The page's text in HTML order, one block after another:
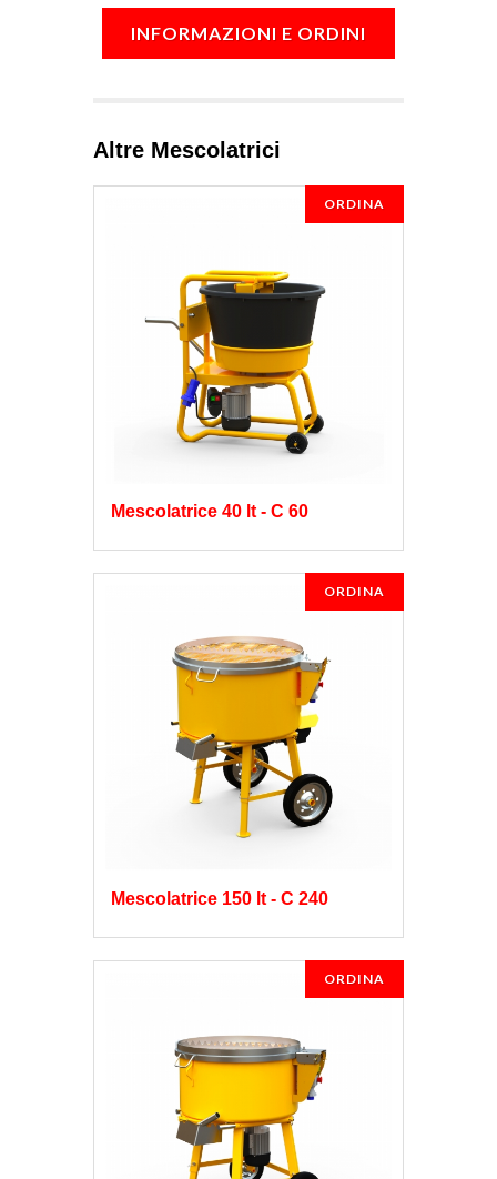
INFORMAZIONI E ORDINI
Altre Mescolatrici
ORDINA
Mescolatrice 40 lt - C 60
ORDINA
Mescolatrice 150 lt - C 240
ORDINA